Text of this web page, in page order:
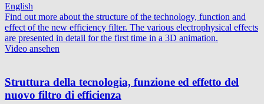
English
Find out more about the structure of the technology, function and
effect of the new efficiency filter. The various electrophysical effects
are presented in detail for the first time in a 3D animation.
Video ansehen
Struttura della tecnologia, funzione ed effetto del
nuovo filtro di efficienza